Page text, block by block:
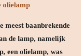
olielamp
meest baanbrekende
de lamp, namelijk
een olielamp, was